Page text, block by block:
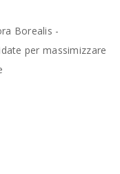
Borealis -
per massimizzare